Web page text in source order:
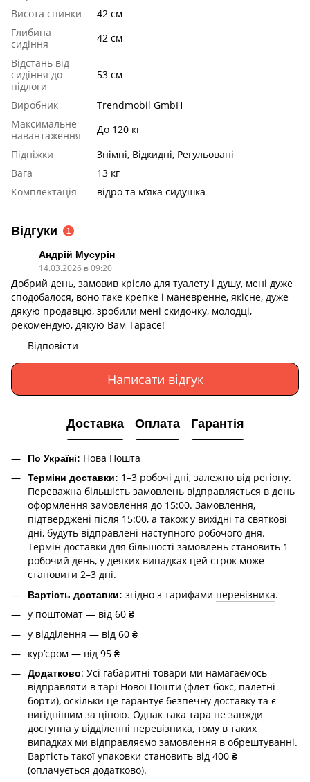
Висота спинки
42 см
Глибина
сидіння
42 см
Відстань від
сидіння до
підлоги
53 см
Виробник
Trendmobil GmbH
Максимальне
навантаження
До 120 кг
Підніжки
Знімні, Відкидні, Регульовані
Вага
13 кг
Комплектація
відро та м’яка сидушка
Відгуки 1
Андрій Мусурін
14.03.2026 в 09:20
Добрий день, замовив крісло для туалету і душу, мені дуже
сподобалося, воно таке крепке і маневренне, якісне, дуже
дякую продавцю, зробили мені скидочку, молодці,
рекомендую, дякую Вам Тарасе!
Відповісти
Написати відгук
Доставка Оплата Гарантія
По Україні: Нова Пошта
Терміни доставки: 1–3 робочі дні, залежно від регіону.
Переважна більшість замовлень відправляється в день
оформлення замовлення до 15:00. Замовлення,
підтверджені після 15:00, а також у вихідні та святкові
дні, будуть відправлені наступного робочого дня.
Термін доставки для більшості замовлень становить 1
робочий день, у деяких випадках цей строк може
становити 2–3 дні.
Вартість доставки: згідно з тарифами перевізника.
у поштомат — від 60 ₴
у відділення — від 60 ₴
курʼєром — від 95 ₴
Додатково: Усі габаритні товари ми намагаємось
відправляти в тарі Нової Пошти (флет-бокс, палетні
борти), оскільки це гарантує безпечну доставку та є
вигіднішим за ціною. Однак така тара не завжди
доступна у відділенні перевізника, тому в таких
випадках ми відправляємо замовлення в обрештуванні.
Вартість такої упаковки становить від 400 ₴
(оплачується додатково).